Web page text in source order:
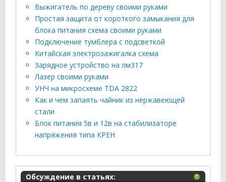
Выжигатель по дереву своими руками
Простая защита от короткого замыкания для
блока питания схема своими руками
Подключение тумблера с подсветкой
Китайская электрозажигалка схема
Зарядное устройство на лм317
Лазер своими руками
УНЧ на микросхеме TDA 2822
Как и чем запаять чайник из нержавеющей
стали
Блок питания 5в и 12в на стабилизаторе
напряжения типа КРЕН
Обсуждение в статьях: